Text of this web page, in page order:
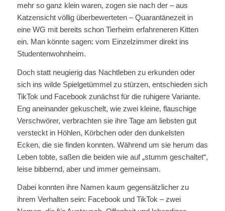
mehr so ganz klein waren, zogen sie nach der – aus
Katzensicht völlig überbewerteten – Quarantänezeit in
eine WG mit bereits schon Tierheim erfahreneren Kitten
ein. Man könnte sagen: vom Einzelzimmer direkt ins
Studentenwohnheim.
Doch statt neugierig das Nachtleben zu erkunden oder
sich ins wilde Spielgetümmel zu stürzen, entschieden sich
TikTok und Facebook zunächst für die ruhigere Variante.
Eng aneinander gekuschelt, wie zwei kleine, flauschige
Verschwörer, verbrachten sie ihre Tage am liebsten gut
versteckt in Höhlen, Körbchen oder den dunkelsten
Ecken, die sie finden konnten. Während um sie herum das
Leben tobte, saßen die beiden wie auf „stumm geschaltet“,
leise bibbernd, aber und immer gemeinsam.
Dabei konnten ihre Namen kaum gegensätzlicher zu
ihrem Verhalten sein: Facebook und TikTok – zwei